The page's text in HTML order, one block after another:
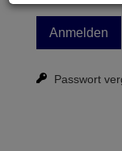
Passwort